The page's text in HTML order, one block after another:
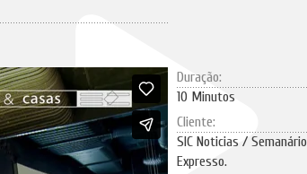
Duração:
10 Minutos
Cliente:
SIC Noticias / Semanário
Expresso.